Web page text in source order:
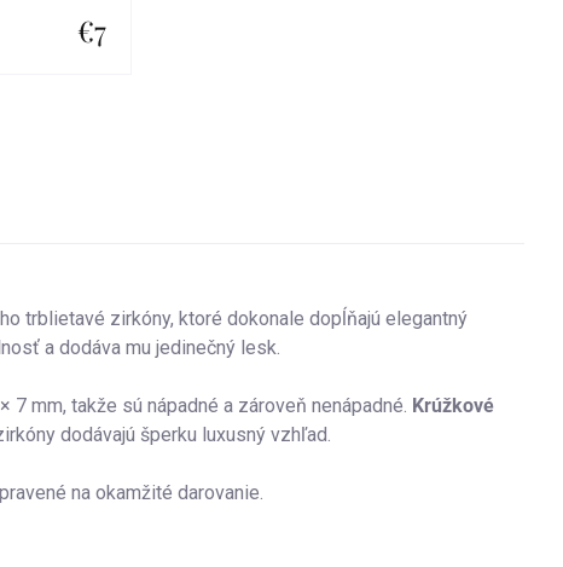
€7
trblietavé zirkóny, ktoré dokonale dopĺňajú elegantný
a dodáva mu jedinečný lesk.
mm, takže sú nápadné a zároveň nenápadné. Krúžkové
dodávajú šperku luxusný vzhľad.
na okamžité darovanie.